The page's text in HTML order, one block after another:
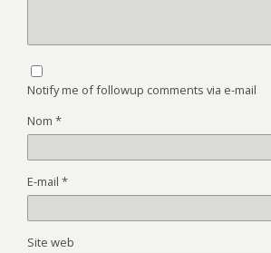
Notify me of followup comments via e-mail
Nom *
E-mail *
Site web